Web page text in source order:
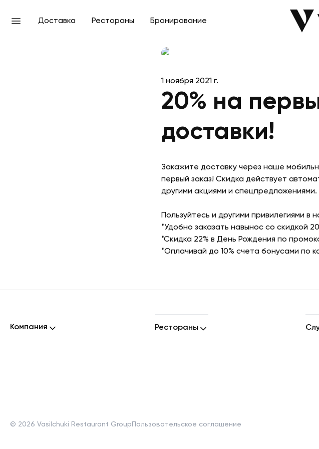
Доставка Рестораны Бронирование
1 ноября 2021 г.
20% на
доставки!
Закажите доставку через наше
первый заказ! Скидка действует
другими акциями и спецпредложениями.
Пользуйтесь и другими привилегиями в
*Удобно заказать навынос со скидкой
*Скидка 22% в День Рождения по
*Оплачивай до 10% счета бонусами по
Компания Рестораны
© 2026 Vasilchuki Restaurant Group Пользовательское соглашение